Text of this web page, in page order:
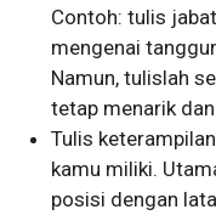
Contoh: tulis
mengenai
Namun, tulislah
tetap menarik
Tulis
kamu miliki.
posisi dengan